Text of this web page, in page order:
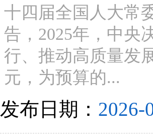
十四届全国人大常
告，2025年，中央
行、推动高质量发
元，为预算的...
发布日期： 2026-